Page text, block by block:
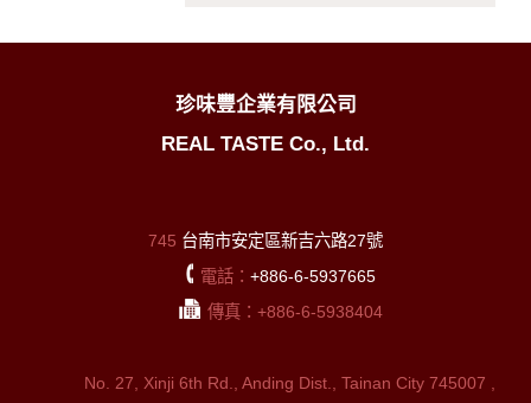
珍味豐企業有限公司
REAL TASTE Co., Ltd.
745 台南市安定區新吉六路27號
電話： +886-6-5937665
傳真：+886-6-5938404
No. 27, Xinji 6th Rd., Anding Dist., Tainan City 745007 ,